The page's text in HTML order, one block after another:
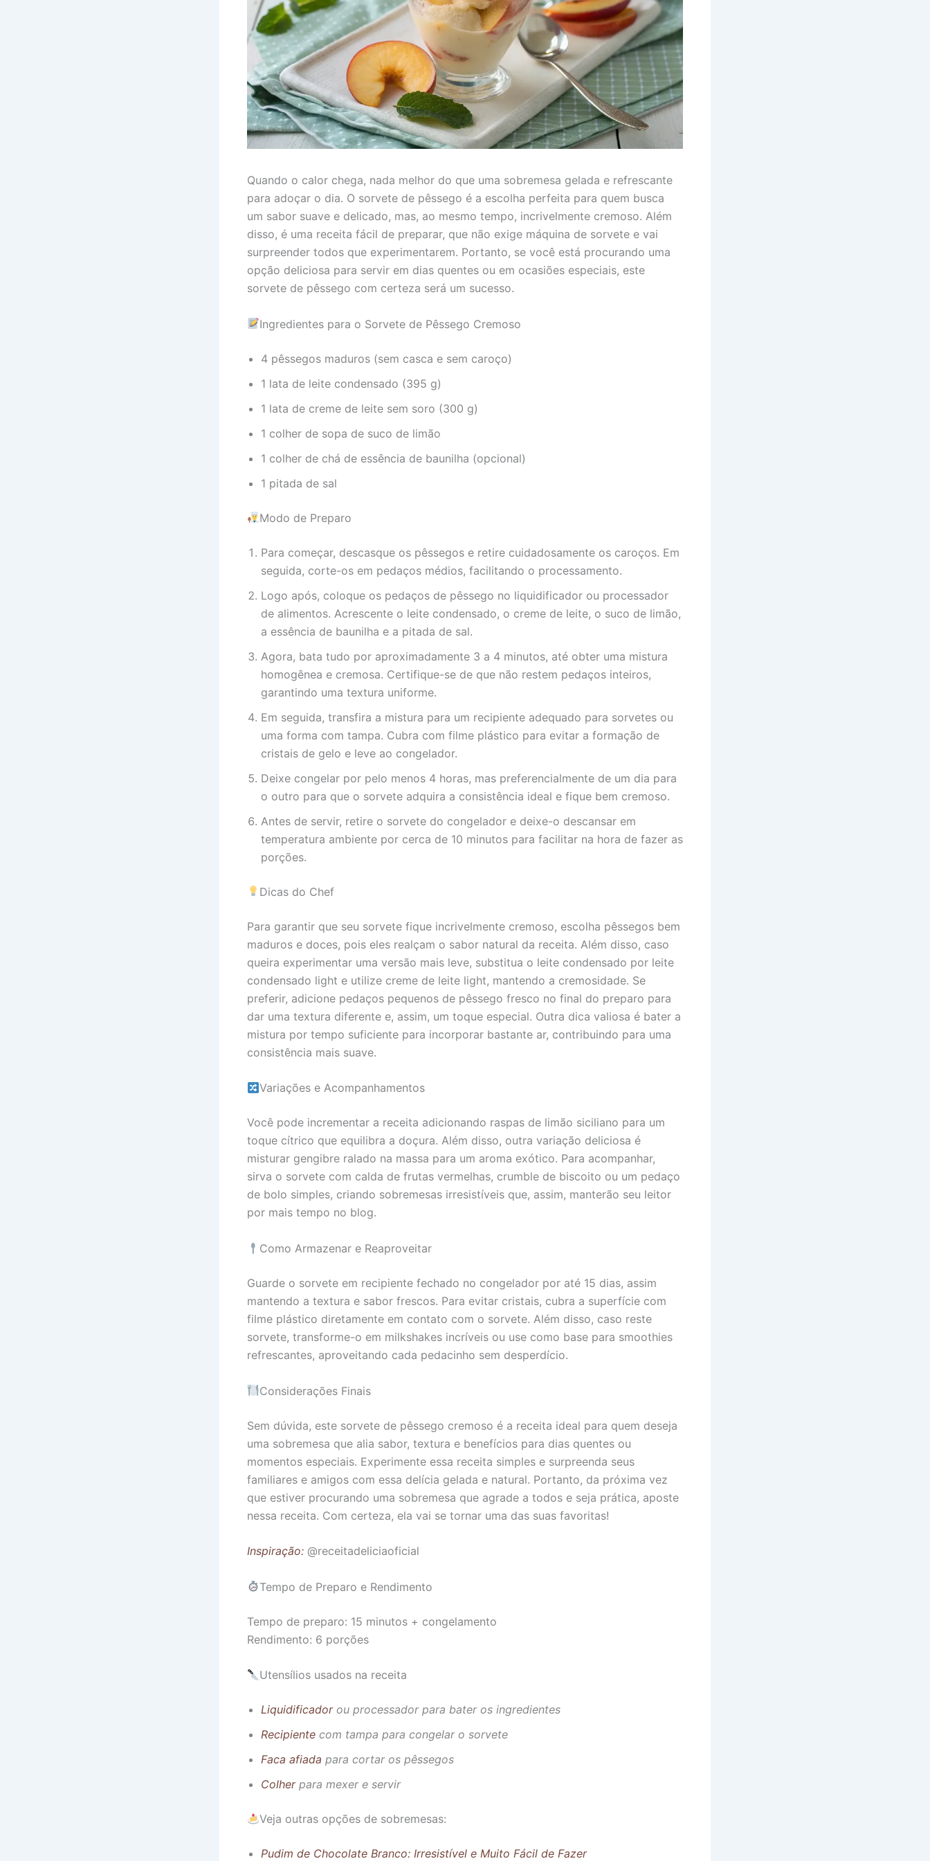
Quando o calor chega, nada melhor do que uma sobremesa gelada e refrescante
para adoçar o dia. O sorvete de pêssego é a escolha perfeita para quem busca
um sabor suave e delicado, mas, ao mesmo tempo, incrivelmente cremoso. Além
disso, é uma receita fácil de preparar, que não exige máquina de sorvete e vai
surpreender todos que experimentarem. Portanto, se você está procurando uma
opção deliciosa para servir em dias quentes ou em ocasiões especiais, este
sorvete de pêssego com certeza será um sucesso.
Ingredientes para o Sorvete de Pêssego Cremoso
4 pêssegos maduros (sem casca e sem caroço)
1 lata de leite condensado (395 g)
1 lata de creme de leite sem soro (300 g)
1 colher de sopa de suco de limão
1 colher de chá de essência de baunilha (opcional)
1 pitada de sal
Modo de Preparo
Para começar, descasque os pêssegos e retire cuidadosamente os caroços. Em
seguida, corte-os em pedaços médios, facilitando o processamento.
Logo após, coloque os pedaços de pêssego no liquidificador ou processador
de alimentos. Acrescente o leite condensado, o creme de leite, o suco de limão,
a essência de baunilha e a pitada de sal.
Agora, bata tudo por aproximadamente 3 a 4 minutos, até obter uma mistura
homogênea e cremosa. Certifique-se de que não restem pedaços inteiros,
garantindo uma textura uniforme.
Em seguida, transfira a mistura para um recipiente adequado para sorvetes ou
uma forma com tampa. Cubra com filme plástico para evitar a formação de
cristais de gelo e leve ao congelador.
Deixe congelar por pelo menos 4 horas, mas preferencialmente de um dia para
o outro para que o sorvete adquira a consistência ideal e fique bem cremoso.
Antes de servir, retire o sorvete do congelador e deixe-o descansar em
temperatura ambiente por cerca de 10 minutos para facilitar na hora de fazer as
porções.
Dicas do Chef
Para garantir que seu sorvete fique incrivelmente cremoso, escolha pêssegos bem
maduros e doces, pois eles realçam o sabor natural da receita. Além disso, caso
queira experimentar uma versão mais leve, substitua o leite condensado por leite
condensado light e utilize creme de leite light, mantendo a cremosidade. Se
preferir, adicione pedaços pequenos de pêssego fresco no final do preparo para
dar uma textura diferente e, assim, um toque especial. Outra dica valiosa é bater a
mistura por tempo suficiente para incorporar bastante ar, contribuindo para uma
consistência mais suave.
Variações e Acompanhamentos
Você pode incrementar a receita adicionando raspas de limão siciliano para um
toque cítrico que equilibra a doçura. Além disso, outra variação deliciosa é
misturar gengibre ralado na massa para um aroma exótico. Para acompanhar,
sirva o sorvete com calda de frutas vermelhas, crumble de biscoito ou um pedaço
de bolo simples, criando sobremesas irresistíveis que, assim, manterão seu leitor
por mais tempo no blog.
Como Armazenar e Reaproveitar
Guarde o sorvete em recipiente fechado no congelador por até 15 dias, assim
mantendo a textura e sabor frescos. Para evitar cristais, cubra a superfície com
filme plástico diretamente em contato com o sorvete. Além disso, caso reste
sorvete, transforme-o em milkshakes incríveis ou use como base para smoothies
refrescantes, aproveitando cada pedacinho sem desperdício.
Considerações Finais
Sem dúvida, este sorvete de pêssego cremoso é a receita ideal para quem deseja
uma sobremesa que alia sabor, textura e benefícios para dias quentes ou
momentos especiais. Experimente essa receita simples e surpreenda seus
familiares e amigos com essa delícia gelada e natural. Portanto, da próxima vez
que estiver procurando uma sobremesa que agrade a todos e seja prática, aposte
nessa receita. Com certeza, ela vai se tornar uma das suas favoritas!
Inspiração: @receitadeliciaoficial
Tempo de Preparo e Rendimento
Tempo de preparo: 15 minutos + congelamento
Rendimento: 6 porções
Utensílios usados na receita
Liquidificadorou processador para bater os ingredientes
Recipiente com tampa para congelar o sorvete
Faca afiada para cortar os pêssegos
Colherpara mexer e servir
Veja outras opções de sobremesas:
Pudim de Chocolate Branco: Irresistível e Muito Fácil de Fazer